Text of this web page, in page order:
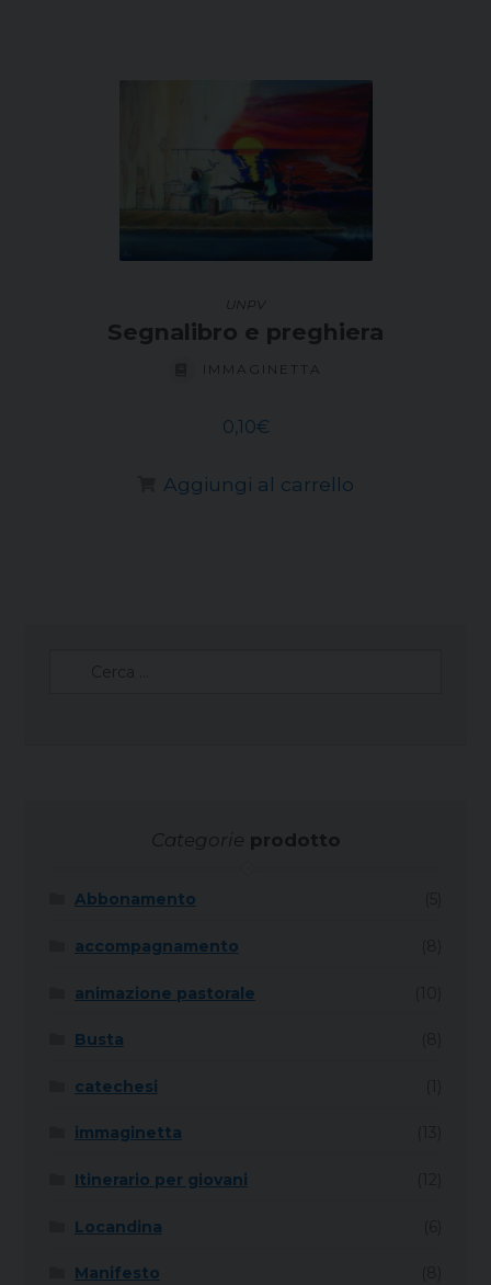
UNPV
Segnalibro e preghiera
IMMAGINETTA
0,10€
Aggiungi al carrello
Categorie prodotto
Abbonamento
accompagnamento
animazione pastorale
Busta
catechesi
immaginetta
Itinerario per giovani
Locandina
Manifesto